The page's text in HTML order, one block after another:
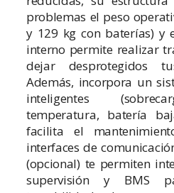
problemas el peso
y 129 kg con baterías) y
interno permite realizar
dejar desprotegidos
Además, incorpora un
inteligentes
temperatura, batería
facilita el
interfaces de
(opcional) te permiten
supervisión y BMS